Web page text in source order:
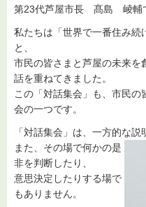
第23代芦屋市長 髙島 崚輔
私たちは「世界で一番住み続
と、
市民の皆さまと芦屋の未来を
話を重ねてきました。
この「対話集会」も、市民
会の一つです。
「対話集会」は、一方的な説
また、その場で何かの是
非を判断したり、
意思決定したりする場で
もありません。